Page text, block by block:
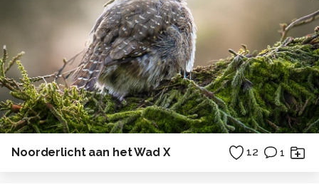
Noorderlicht aan het Wad X 12 1